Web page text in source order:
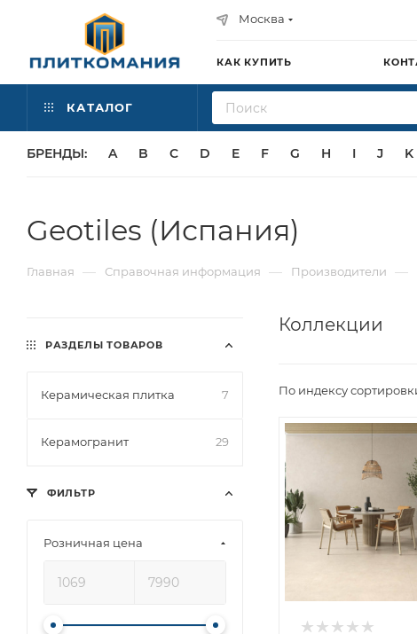
Москва
КАК КУПИТЬ
КАТАЛОГ
БРЕНДЫ: A B C D E F G H I J K
Geotiles (Испания)
Главная — Справочная информация — Производители —
Коллекции
По индексу
РАЗДЕЛЫ ТОВАРОВ
Керамическая плитка 7
Керамогранит 29
ФИЛЬТР
Розничная цена